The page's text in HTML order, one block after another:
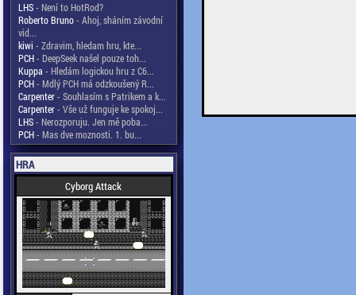
LHS- Není to HotRod?
Roberto Bruno- Ahoj, sháním závodní
vid...
kiwi - Zdravim, hledam hru, kte...
PCH- DeepSeek našel pouze toh...
Kuppa - Hledám logickou hru z C6...
PCH- Mdlý PCH má odzkoušený R...
Carpenter- Souhlasím s Patrikem a k...
Carpenter- Vše už funguje ke spokoj...
LHS- Nerozporuju. Jen mě poba...
PCH- Mas dve moznosti. 1. bu...
HRA
Cyborg Attack